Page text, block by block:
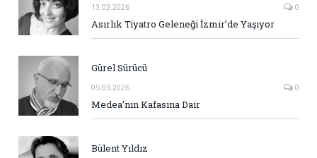
13.03.2026 0
Asırlık Tiyatro Geleneği İzmir’de Yaşıyor
Gürel Sürücü
05.03.2026 0
Medea’nın Kafasına Dair
Bülent Yıldız